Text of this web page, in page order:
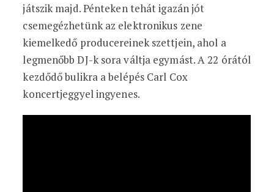
játszik majd. Pénteken tehát igazán jót
csemegézhetünk az elektronikus zene
kiemelkedő producereinek szettjein, ahol a
legmenőbb DJ-k sora váltja egymást. A 22 órától
kezdődő bulikra a belépés Carl Cox
koncertjeggyel ingyenes.